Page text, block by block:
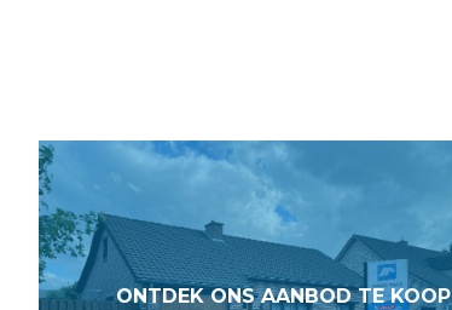
ONTDEK ONS AANBOD TE KOOP